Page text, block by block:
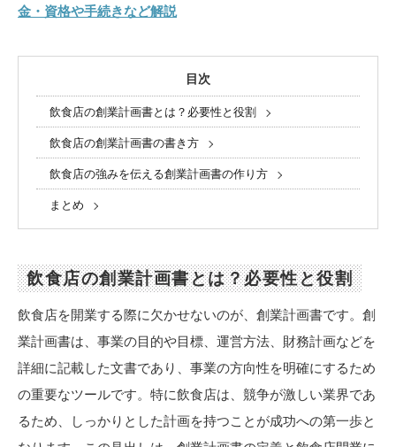
金・資格や手続きなど解説
目次
飲食店の創業計画書とは？必要性と役割
飲食店の創業計画書の書き方
飲食店の強みを伝える創業計画書の作り方
まとめ
飲食店の創業計画書とは？必要性と役割
飲食店を開業する際に欠かせないのが、創業計画書です。創
業計画書は、事業の目的や目標、運営方法、財務計画などを
詳細に記載した文書であり、事業の方向性を明確にするため
の重要なツールです。特に飲食店は、競争が激しい業界であ
るため、しっかりとした計画を持つことが成功への第一歩と